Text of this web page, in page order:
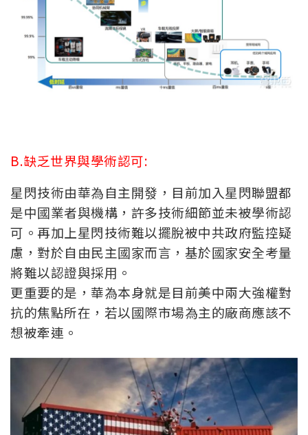
B.缺乏世界與學術認可:
星閃技術由華為自主開發，目前加入星閃聯盟都
是中國業者與機構，許多技術細節並未被學術認
可。再加上星閃技術難以擺脫被中共政府監控疑
慮，對於自由民主國家而言，基於國家安全考量
將難以認證與採用。
更重要的是，華為本身就是目前美中兩大強權對
抗的焦點所在，若以國際市場為主的廠商應該不
想被牽連。